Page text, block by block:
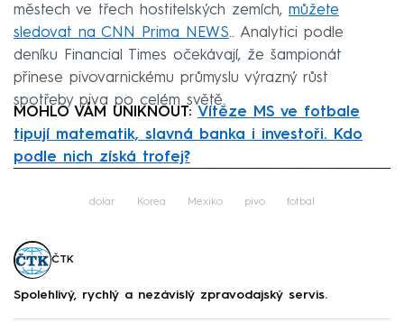
městech ve třech hostitelských zemích, můžete
sledovat na CNN Prima NEWS.. Analytici podle
deníku Financial Times očekávají, že šampionát
přinese pivovarnickému průmyslu výrazný růst
spotřeby piva po celém světě.
MOHLO VÁM UNIKNOUT: Vítěze MS ve fotbale
tipují matematik, slavná banka i investoři. Kdo
podle nich získá trofej?
dolar Korea Mexiko pivo fotbal
ČTK
Spolehlivý, rychlý a nezávislý zpravodajský servis.